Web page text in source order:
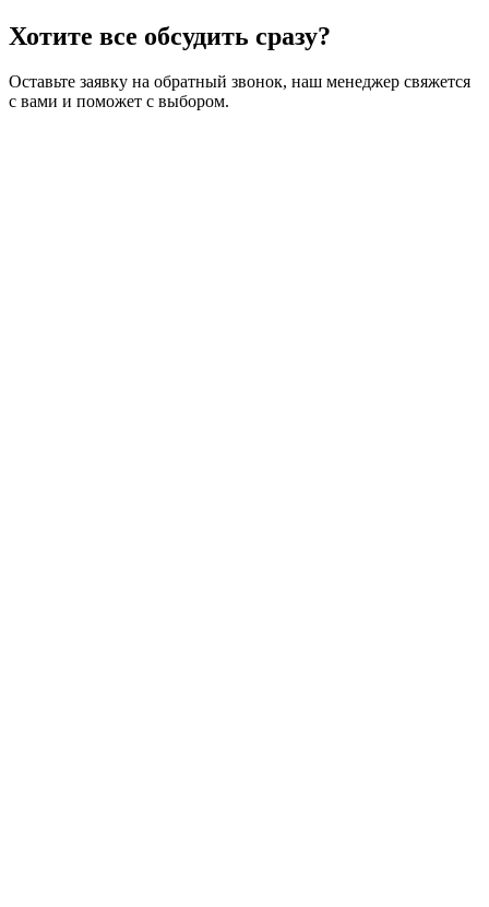
Хотите все обсудить сразу?
Оставьте заявку на обратный звонок, наш менеджер свяжется
с вами и поможет с выбором.